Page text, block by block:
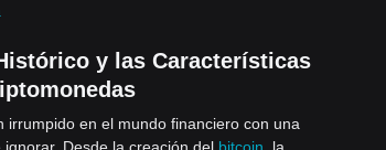
y las Características
irrumpido en el mundo financiero con una